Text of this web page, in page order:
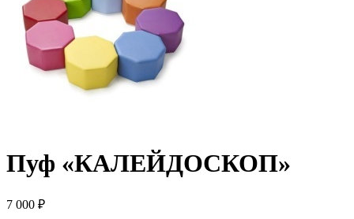
Пуф «КАЛЕЙДОСКОП»
7 000 ₽